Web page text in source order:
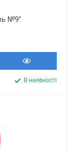
№9"
В наявності